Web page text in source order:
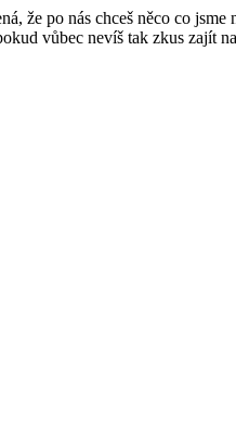
že po nás chceš něco co
vůbec nevíš tak zkus zajít